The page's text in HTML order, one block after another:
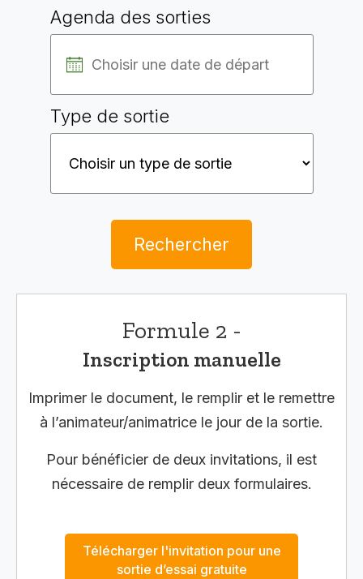
Agenda des sorties
Type de sortie
Rechercher
Formule 2 -
Inscription manuelle
Imprimer le document, le remplir et le remettre
à l’animateur/animatrice le jour de la sortie.
Pour bénéficier de deux invitations, il est
nécessaire de remplir deux formulaires.
Télécharger l'invitation pour une
sortie d’essai gratuite